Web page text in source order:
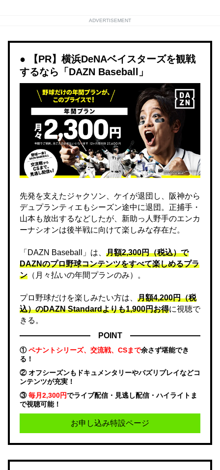
ADVERTISEMENT
【PR】横浜DeNAベイスターズを観戦
するなら「DAZN Baseball」
先発を支えたジャクソン、ケイが退団し、阪神から
デュプランティエもシーズン途中に退団。正捕手・
山本も放出するなどしたが、新助っ人野手のエンカ
ーナシオンは後半戦に向けて楽しみな存在だ。
「DAZN Baseball」は、 月額2,300円（税込）で
DAZNのプロ野球コンテンツをすべて楽しめるプラ
ン （月々払いの年間プランのみ）。
プロ野球だけを楽しみたい方は、 月額4,200円（税
込）のDAZN Standard​よりも1,900円お得に視聴で
きる。
POINT
①ペナントシリーズ、交流戦、CSまで余さず堪能でき
る！
② オフシーズンもドキュメンタリーやバズリプレイなどコ
ンテンツが充実！
③毎月2,300円でライブ配信・見逃し配信・ハイライトま
で視聴可能！
お申し込み特設ページ